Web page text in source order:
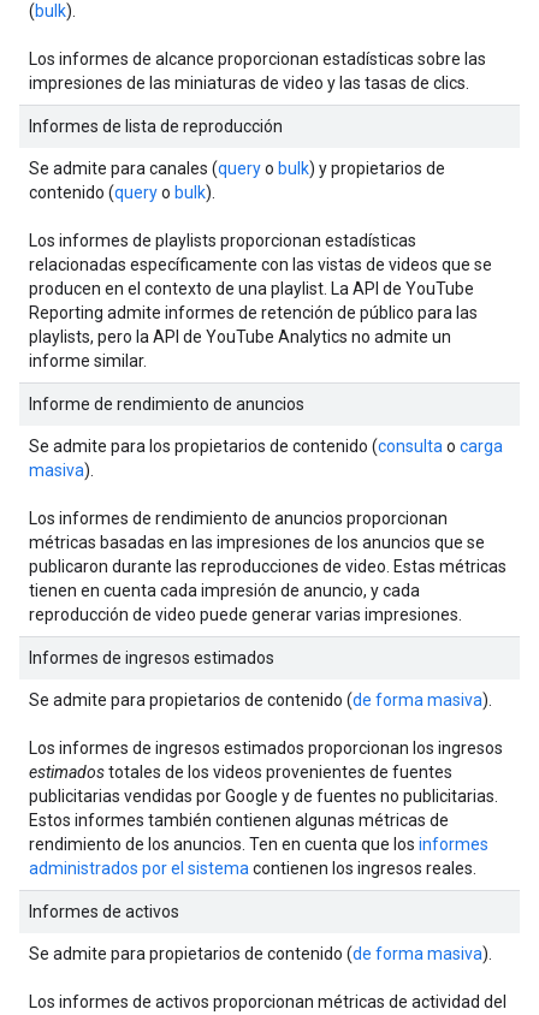
(bulk).
Los informes de alcance proporcionan estadísticas sobre las
impresiones de las miniaturas de video y las tasas de clics.
Informes de lista de reproducción
Se admite para canales (queryo bulk) y propietarios de
contenido (queryo bulk).
Los informes de playlists proporcionan estadísticas
relacionadas específicamente con las vistas de videos que se
producen en el contexto de una playlist. La API de YouTube
Reporting admite informes de retención de público para las
playlists, pero la API de YouTube Analytics no admite un
informe similar.
Informe de rendimiento de anuncios
Se admite para los propietarios de contenido (consulta o carga
masiva).
Los informes de rendimiento de anuncios proporcionan
métricas basadas en las impresiones de los anuncios que se
publicaron durante las reproducciones de video. Estas métricas
tienen en cuenta cada impresión de anuncio, y cada
reproducción de video puede generar varias impresiones.
Informes de ingresos estimados
Se admite para propietarios de contenido (de forma masiva).
Los informes de ingresos estimados proporcionan los ingresos
estimadostotales de los videos provenientes de fuentes
publicitarias vendidas por Google y de fuentes no publicitarias.
Estos informes también contienen algunas métricas de
rendimiento de los anuncios. Ten en cuenta que los informes
administrados por el sistema contienen los ingresos reales.
Informes de activos
Se admite para propietarios de contenido (de forma masiva).
Los informes de activos proporcionan métricas de actividad del